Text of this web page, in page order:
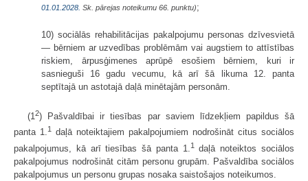
01.01.2028. Sk. pārejas noteikumu 66. punktu);
10) sociālās rehabilitācijas pakalpojumu personas dzīvesvietā
— bērniem ar uzvedības problēmām vai augstiem to attīstības
riskiem, ārpusģimenes aprūpē esošiem bērniem, kuri ir
sasnieguši 16 gadu vecumu, kā arī šā likuma 12. panta
septītajā un astotajā daļā minētajām personām.
(12) Pašvaldībai ir tiesības par saviem līdzekļiem papildus šā
panta 1.1 daļā noteiktajiem pakalpojumiem nodrošināt citus sociālos
pakalpojumus, kā arī tiesības šā panta 1.1daļā noteiktos sociālos
pakalpojumus nodrošināt citām personu grupām. Pašvaldība sociālos
pakalpojumus un personu grupas nosaka saistošajos noteikumos.